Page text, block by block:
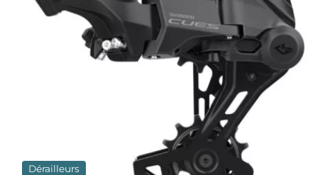
Dérailleurs